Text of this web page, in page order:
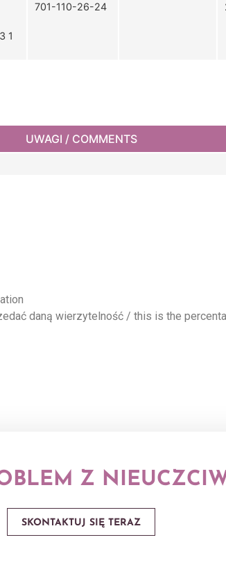
1
701-110-26-24
UWAGI / COMMENTS
daną wierzytelność / this is the
Z
SKONTAKTUJ SIĘ TERAZ